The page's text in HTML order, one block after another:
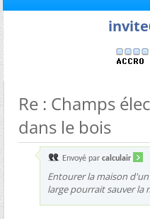
Re : Champs
dans le bois
Envoyé par calculair
Entourer la maison
large pourrait sauver la